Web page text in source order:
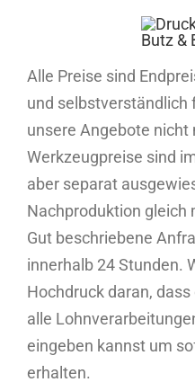
springen
Alle Preise sind
und selbstverständlich
unsere Angebote nicht
Werkzeugpreise sind
aber separat
Nachproduktion gleich
Gut beschriebene
innerhalb 24 Stunden.
Hochdruck daran,
alle
eingeben kannst um
erhalten.